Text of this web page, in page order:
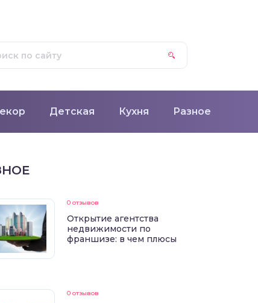
Детская Кухня Разное
0 отзывов
Открытие агентства
недвижимости по
франшизе: в чем плюсы
0 отзывов